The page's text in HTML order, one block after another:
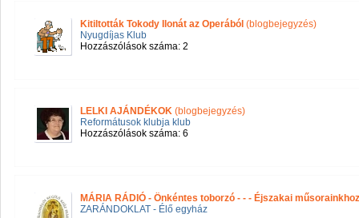
Kitiltották Tokody Ilonát az Operából (blogbejegyzés)
Nyugdíjas Klub
Hozzászólások száma: 2
LELKI AJÁNDÉKOK (blogbejegyzés)
Reformátusok klubja klub
Hozzászólások száma: 6
MÁRIA RÁDIÓ - Önkéntes toborzó - - - Éjszakai műsorainkhoz
ZARÁNDOKLAT - Élő egyház